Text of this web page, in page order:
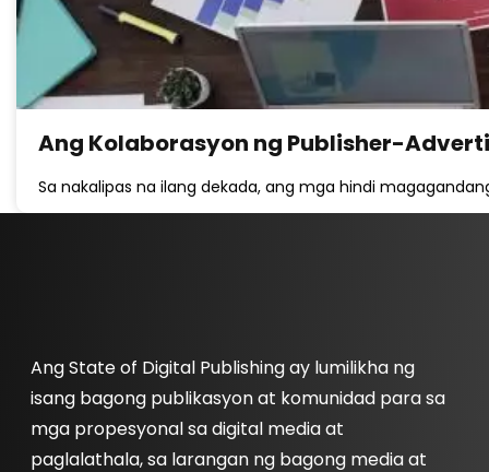
Ang Kolaborasyon ng Publisher-
Sa nakalipas na ilang dekada, ang mga hindi
Ang State of Digital Publishing ay lumilikha ng
isang bagong publikasyon at komunidad para sa
mga propesyonal sa digital media at
paglalathala, sa larangan ng bagong media at